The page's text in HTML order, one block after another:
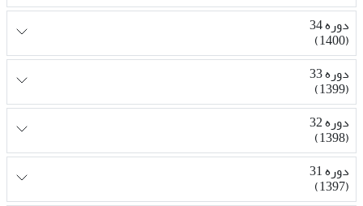
دوره 34
(1400)
دوره 33
(1399)
دوره 32
(1398)
دوره 31
(1397)